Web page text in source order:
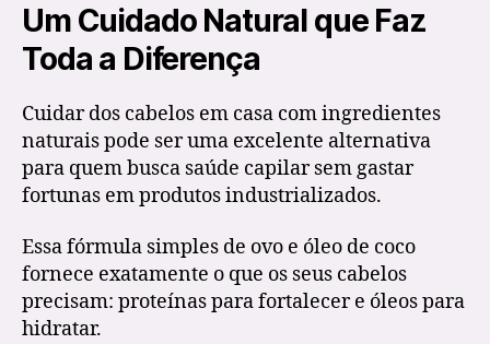
Um Cuidado Natural que Faz
Toda a Diferença
Cuidar dos cabelos em casa com ingredientes
naturais pode ser uma excelente alternativa
para quem busca saúde capilar sem gastar
fortunas em produtos industrializados.
Essa fórmula simples de ovo e óleo de coco
fornece exatamente o que os seus cabelos
precisam: proteínas para fortalecer e óleos para
hidratar.